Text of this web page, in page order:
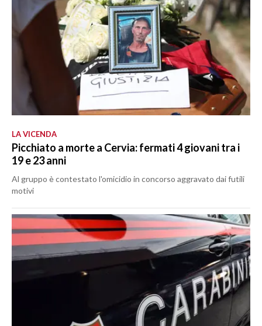
LA VICENDA
Picchiato a morte a Cervia: fermati 4 giovani tra i
19 e 23 anni
Al gruppo è contestato l'omicidio in concorso aggravato dai futili
motivi